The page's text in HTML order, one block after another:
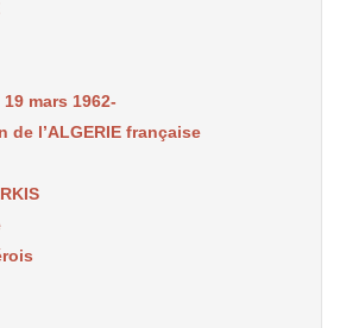
mars 1962-
de l’ALGERIE française